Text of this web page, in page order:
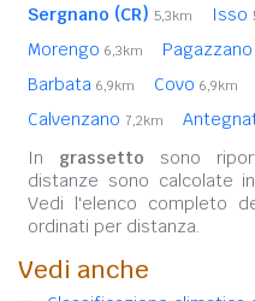
Sergnano (CR) 5,3km Isso
Morengo 6,3km Pagazzano
Barbata 6,9km Covo 6,9km
Calvenzano 7,2km
In grassetto sono
distanze sono calcolate
Vedi l'elenco completo
ordinati per distanza.
Vedi anche